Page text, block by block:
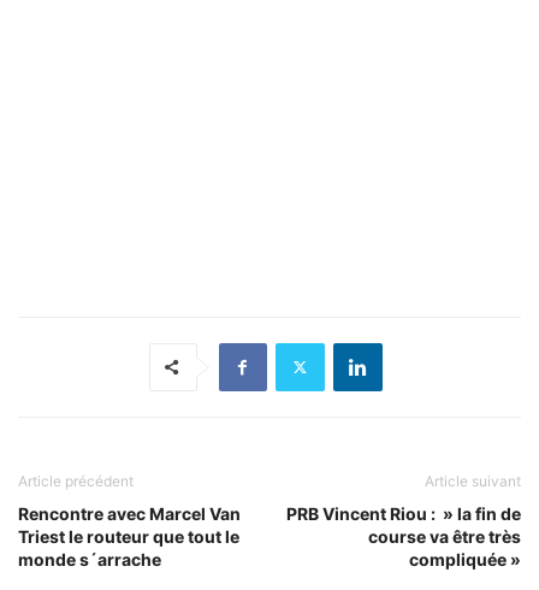
Article précédent
Rencontre avec Marcel Van
Triest le routeur que tout le
monde s´arrache
Article suivant
PRB Vincent Riou : » la fin de
course va être très
compliquée »